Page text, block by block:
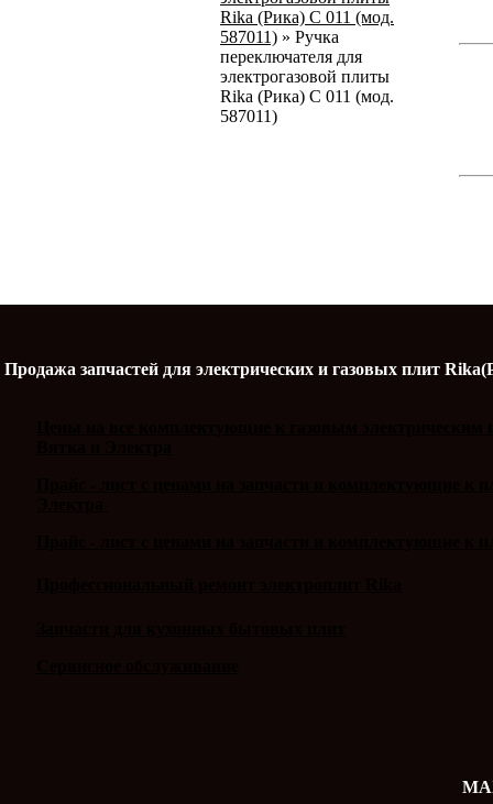
Rika (Рика) С 011 (мод.
587011) » Ручка
переключателя для
электрогазовой плиты
Rika (Рика) С 011 (мод.
587011)
Продажа запчастей для электрических и газовых плит